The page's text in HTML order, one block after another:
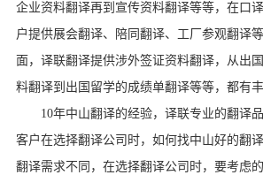
企业资料翻译再到宣传资料翻译等等，在口
户提供展会翻译、陪同翻译、工厂参观翻译
面，译联翻译提供涉外签证资料翻译，从出
料翻译到出国留学的成绩单翻译等等，都有丰
10年中山翻译的经验，译联专业的翻译
客户在选择翻译公司时，如何找中山好的翻
翻译需求不同，在选择翻译公司时，要考虑